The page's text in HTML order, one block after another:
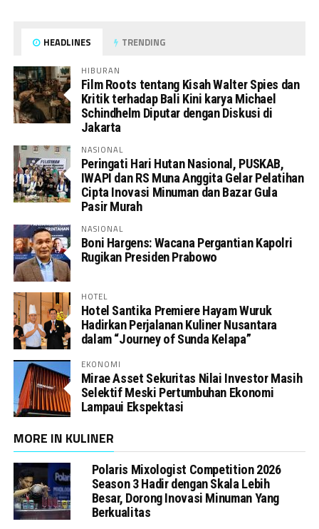
HEADLINES TRENDING
HIBURAN
Film Roots tentang Kisah Walter Spies dan
Kritik terhadap Bali Kini karya Michael
Schindhelm Diputar dengan Diskusi di
Jakarta
NASIONAL
Peringati Hari Hutan Nasional, PUSKAB,
IWAPI dan RS Muna Anggita Gelar Pelatihan
Cipta Inovasi Minuman dan Bazar Gula
Pasir Murah
NASIONAL
Boni Hargens: Wacana Pergantian Kapolri
Rugikan Presiden Prabowo
HOTEL
Hotel Santika Premiere Hayam Wuruk
Hadirkan Perjalanan Kuliner Nusantara
dalam “Journey of Sunda Kelapa”
EKONOMI
Mirae Asset Sekuritas Nilai Investor Masih
Selektif Meski Pertumbuhan Ekonomi
Lampaui Ekspektasi
MORE IN KULINER
Polaris Mixologist Competition 2026
Season 3 Hadir dengan Skala Lebih
Besar, Dorong Inovasi Minuman Yang
Berkualitas